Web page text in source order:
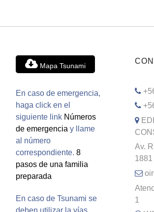
Mapa Tsunami
En caso de emergencia,
haga click en el
siguiente link Números
de emergencia y llame
al número
correspondiente. 8
pasos de una familia
preparada
En caso de Tsunami se
deben utilizar la vías
Av.
1881
1